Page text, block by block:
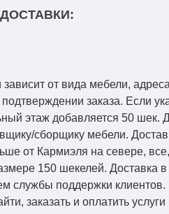
от вида мебели,
заказа. Если
этаж добавляется 50 шек.
сборщику мебели.
от Кармиэля на севере,
150 шекелей. Доставка
службы поддержки
заказать и оплатить